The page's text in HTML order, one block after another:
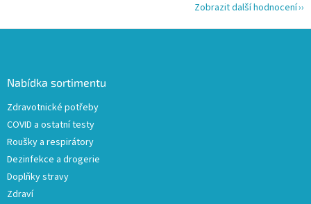
Zobrazit další hodnocení
Nabídka sortimentu
Zdravotnické potřeby
COVID a ostatní testy
Roušky a respirátory
Dezinfekce a drogerie
Doplňky stravy
Zdraví